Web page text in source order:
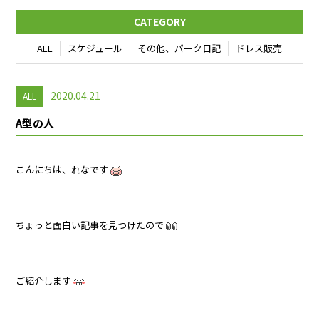
CATEGORY
ALL スケジュール その他、パーク日記 ドレス販売
ALL 2020.04.21
A型の人
こんにちは、れなです
ちょっと面白い記事を見つけたので
ご紹介します